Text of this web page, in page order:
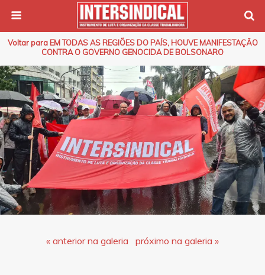
Voltar para EM TODAS AS REGIÕES DO PAÍS, HOUVE MANIFESTAÇÃO
CONTRA O GOVERNO GENOCIDA DE BOLSONARO
« anterior na galeria próximo na galeria »